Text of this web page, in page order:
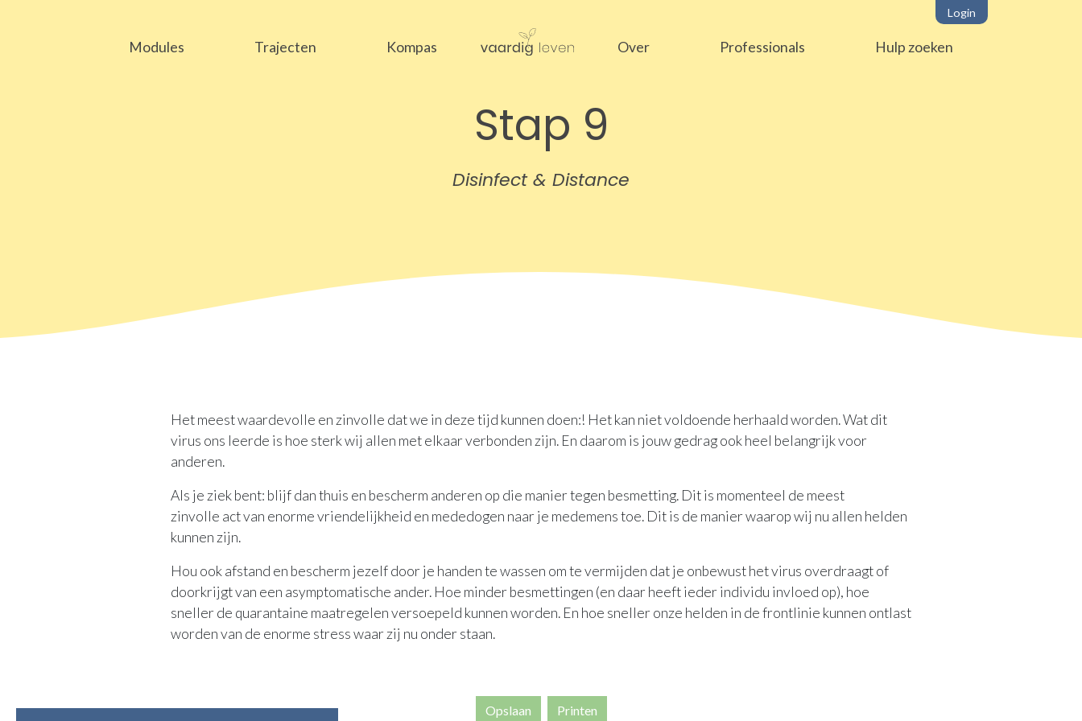
Login
Modules Trajecten Kompas Over Professionals Hulp zoeken
Stap 9
Disinfect & Distance
Het meest waardevolle en zinvolle dat we in deze tijd kunnen doen:! Het kan niet voldoende herhaald worden. Wat dit
virus ons leerde is hoe sterk wij allen met elkaar verbonden zijn. En daarom is jouw gedrag ook heel belangrijk voor
anderen.
Als je ziek bent: blijf dan thuis en bescherm anderen op die manier tegen besmetting. Dit is momenteel de meest
zinvolle act van enorme vriendelijkheid en mededogen naar je medemens toe. Dit is de manier waarop wij nu allen helden
kunnen zijn.
Hou ook afstand en bescherm jezelf door je handen te wassen om te vermijden dat je onbewust het virus overdraagt of
doorkrijgt van een asymptomatische ander. Hoe minder besmettingen (en daar heeft ieder individu invloed op), hoe
sneller de quarantaine maatregelen versoepeld kunnen worden. En hoe sneller onze helden in de frontlinie kunnen ontlast
worden van de enorme stress waar zij nu onder staan.
Opslaan